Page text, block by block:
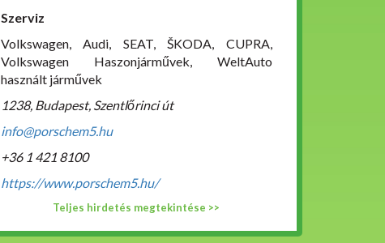
Szerviz
Volkswagen, Audi, SEAT, ŠKODA, CUPRA,
Volkswagen Haszonjárművek, WeltAuto
használt járművek
1238, Budapest, Szentlőrinci út
info@porschem5.hu
+36 1 421 8100
https://www.porschem5.hu/
Teljes hirdetés megtekintése >>